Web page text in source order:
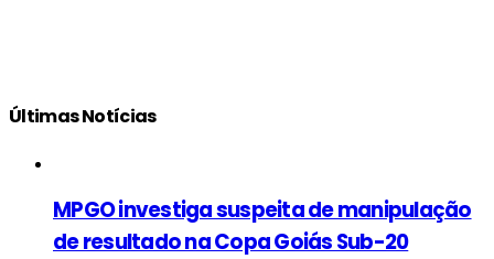
Últimas Notícias
MPGO investiga suspeita de manipulação
de resultado na Copa Goiás Sub-20